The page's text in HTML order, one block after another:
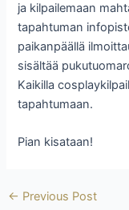
ja kilpailemaan
tapahtuman
paikanpäällä
sisältää
Kaikilla
tapahtumaan.
Pian kisataan!
← Previous Post